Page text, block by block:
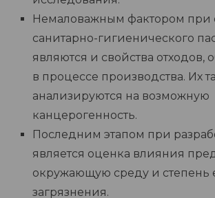
Немаловажным фактором при
санитарно-гигиенического
являются и свойства отходов,
в процессе производства. Их
анализируются на возможную
канцерогенность.
Последним этапом при
является оценка влияния
окружающую среду и степень
загрязнения.